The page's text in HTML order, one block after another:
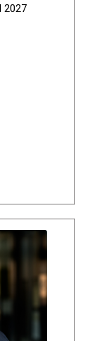
2027